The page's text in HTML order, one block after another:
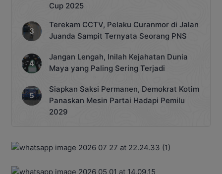
Cup 2025
Terekam CCTV, Pelaku Curanmor di Jalan
Juanda Sampit Ternyata Seorang PNS
Jangan Lengah, Inilah Kejahatan Dunia
Maya yang Paling Sering Terjadi
Siapkan Saksi Permanen, Demokrat Kotim
Panaskan Mesin Partai Hadapi Pemilu
2029